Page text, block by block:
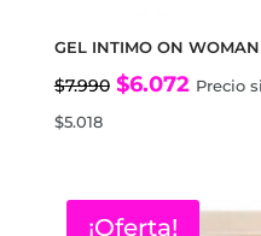
GEL INTIMO ON
$7.990 El
$7.990.
$6.072ElPrecio
$5.018
¡Oferta!